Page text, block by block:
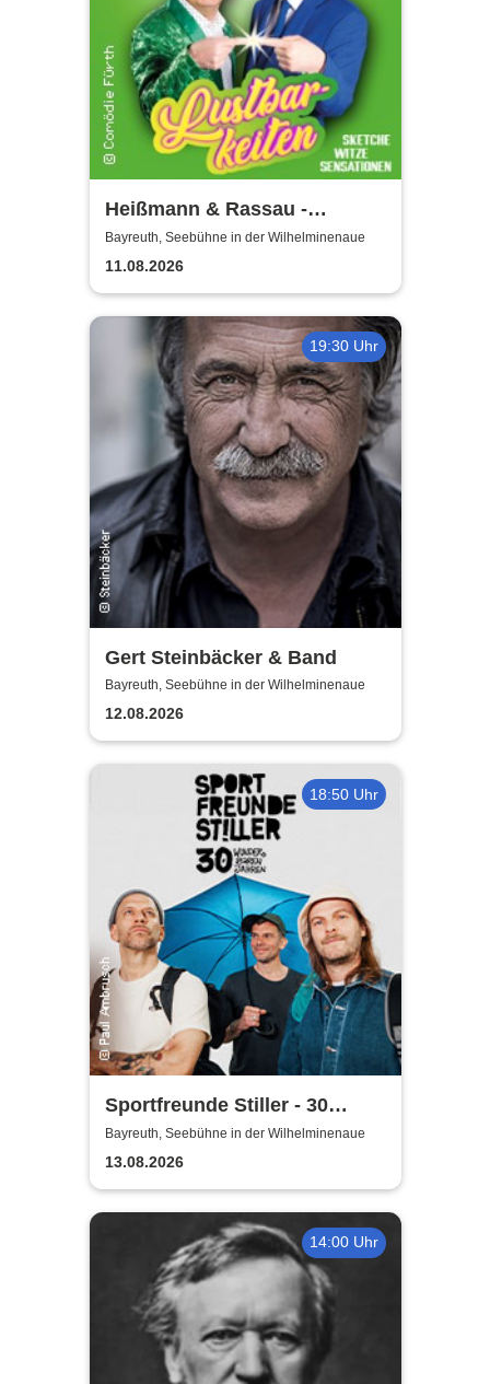
Heißmann & Rassau -
Lustbarkeiten
Bayreuth, Seebühne in der Wilhelminenaue
11.08.2026
19:30 Uhr
Gert Steinbäcker & Band
Bayreuth, Seebühne in der Wilhelminenaue
12.08.2026
18:50 Uhr
Sportfreunde Stiller - 30
wunderbaren Jahren
Bayreuth, Seebühne in der Wilhelminenaue
13.08.2026
14:00 Uhr